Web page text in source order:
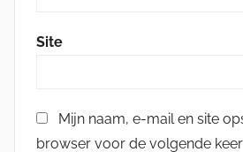
Site
Mijn naam, e-mail en site
browser voor de volgende